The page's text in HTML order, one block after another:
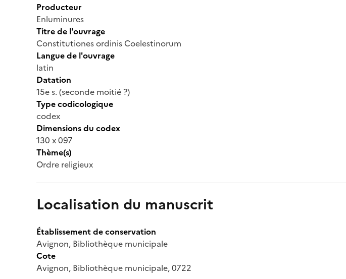
Producteur
Enluminures
Titre de l'ouvrage
Constitutiones ordinis Coelestinorum
Langue de l'ouvrage
latin
Datation
15e s. (seconde moitié ?)
Type codicologique
codex
Dimensions du codex
130 x 097
Thème(s)
Ordre religieux
Localisation du manuscrit
Établissement de conservation
Avignon, Bibliothèque municipale
Cote
Avignon, Bibliothèque municipale, 0722